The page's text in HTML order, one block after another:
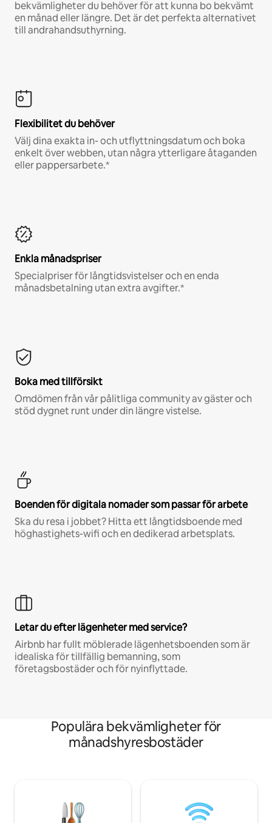
bekvämligheter du behöver för att kunna bo bekvämt
en månad eller längre. Det är det perfekta alternativet
till andrahandsuthyrning.
Flexibilitet du behöver
Välj dina exakta in- och utflyttningsdatum och boka
enkelt över webben, utan några ytterligare åtaganden
eller pappersarbete.*
Enkla månadspriser
Specialpriser för långtidsvistelser och en enda
månadsbetalning utan extra avgifter.*
Boka med tillförsikt
Omdömen från vår pålitliga community av gäster och
stöd dygnet runt under din längre vistelse.
Boenden för digitala nomader som passar för arbete
Ska du resa i jobbet? Hitta ett långtidsboende med
höghastighets-wifi och en dedikerad arbetsplats.
Letar du efter lägenheter med service?
Airbnb har fullt möblerade lägenhetsboenden som är
idealiska för tillfällig bemanning, som
företagsbostäder och för nyinflyttade.
Populära bekvämligheter för
månadshyresbostäder